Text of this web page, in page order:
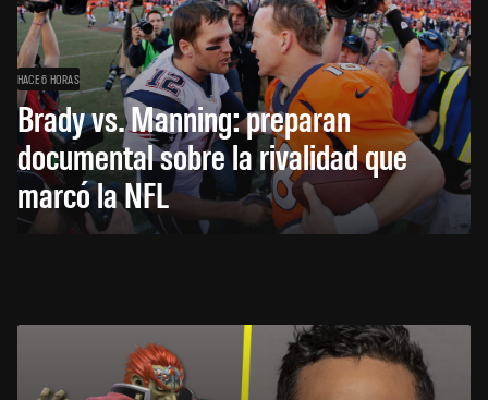
HACE 6 HORAS
Brady vs. Manning: preparan
documental sobre la rivalidad que
marcó la NFL